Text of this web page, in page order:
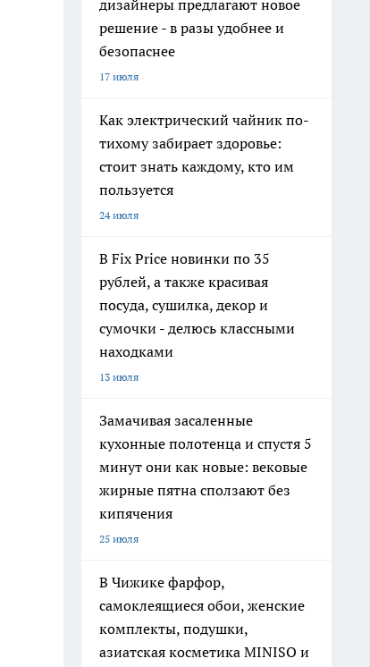
дизайнеры предлагают новое
решение - в разы удобнее и
безопаснее
17 июля
Как электрический чайник по-
тихому забирает здоровье:
стоит знать каждому, кто им
пользуется
24 июля
В Fix Price новинки по 35
рублей, а также красивая
посуда, сушилка, декор и
сумочки - делюсь классными
находками
13 июля
Замачивая засаленные
кухонные полотенца и спустя 5
минут они как новые: вековые
жирные пятна сползают без
кипячения
25 июля
В Чижике фарфор,
самоклеящиеся обои, женские
комплекты, подушки,
азиатская косметика MINISO и